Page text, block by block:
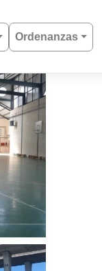
Ordenanzas